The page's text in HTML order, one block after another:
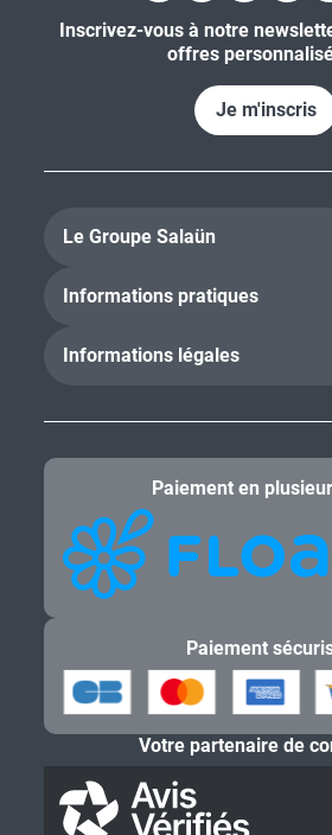
Inscrivez-vous à notre
offres
Je m'inscris
Le Groupe Salaün
Informations pratiques
Informations légales
Paiement en
Paiement
Votre partenaire de